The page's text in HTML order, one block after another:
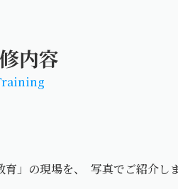
内容
」の現場を、 写真でご紹介し